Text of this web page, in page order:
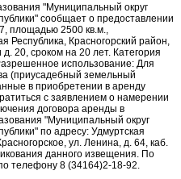
"Муниципальный округ
сообщает о предоставлении
площадью 2500 кв.м.,
Республика, Красногорский район,
20, сроком на 20 лет. Категория
использование: Для
(приусадебный земельный
в приобретении в аренду
с заявлением о намерении
договора аренды в
"Муниципальный округ
по адресу: Удмуртская
ул. Ленина, д. 64, каб.
данного извещения. По
телефону 8 (34164)2-18-92.